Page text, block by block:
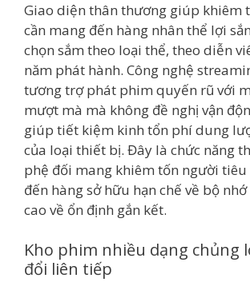
Giao diện thân thương giúp khiêm
cần mang đến hàng nhân thể lợi
chọn sắm theo loại thể, theo diễn
năm phát hành. Công nghệ
tương trợ phát phim quyến rũ với
mượt mà mà không đề nghị vận
giúp tiết kiệm kinh tổn phí dung
của loại thiết bị. Đây là chức năng
phệ đối mang khiêm tốn người tiêu
đến hàng sở hữu hạn chế về bộ
cao về ổn định gắn kết.
Kho phim nhiều dạng chủng
đổi liên tiếp